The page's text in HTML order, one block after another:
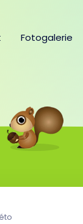
Fotogalerie